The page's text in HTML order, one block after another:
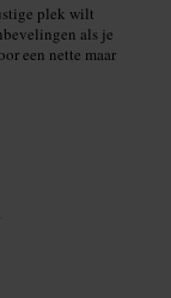
plek wilt
als je
een nette maar